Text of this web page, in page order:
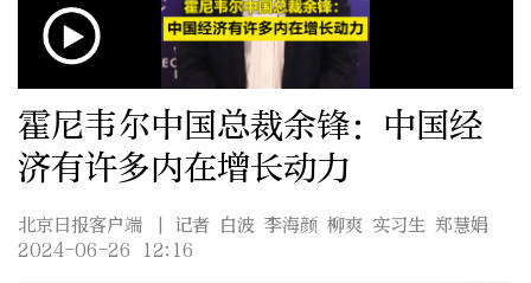
霍尼韦尔中国总裁余锋：中国经
济有许多内在增长动力
北京日报客户端
| 记者 白波 李海颜 柳爽 实习生 郑慧娟
2024-06-26 12:16